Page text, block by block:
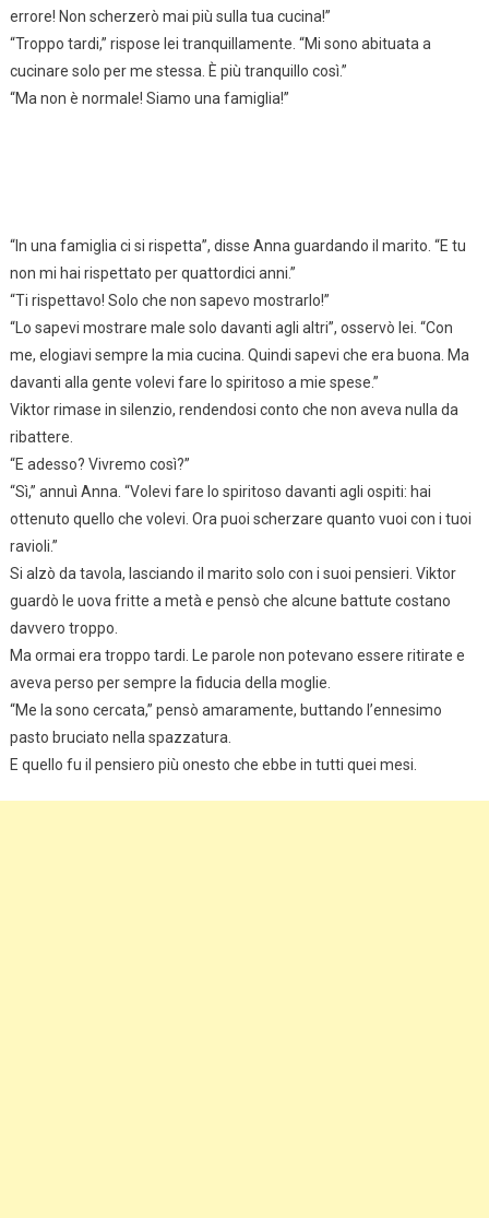
errore! Non scherzerò mai più sulla tua cucina!”
“Troppo tardi,” rispose lei tranquillamente. “Mi sono abituata a
cucinare solo per me stessa. È più tranquillo così.”
“Ma non è normale! Siamo una famiglia!”
“In una famiglia ci si rispetta”, disse Anna guardando il marito. “E tu
non mi hai rispettato per quattordici anni.”
“Ti rispettavo! Solo che non sapevo mostrarlo!”
“Lo sapevi mostrare male solo davanti agli altri”, osservò lei. “Con
me, elogiavi sempre la mia cucina. Quindi sapevi che era buona. Ma
davanti alla gente volevi fare lo spiritoso a mie spese.”
Viktor rimase in silenzio, rendendosi conto che non aveva nulla da
ribattere.
“E adesso? Vivremo così?”
“Sì,” annuì Anna. “Volevi fare lo spiritoso davanti agli ospiti: hai
ottenuto quello che volevi. Ora puoi scherzare quanto vuoi con i tuoi
ravioli.”
Si alzò da tavola, lasciando il marito solo con i suoi pensieri. Viktor
guardò le uova fritte a metà e pensò che alcune battute costano
davvero troppo.
Ma ormai era troppo tardi. Le parole non potevano essere ritirate e
aveva perso per sempre la fiducia della moglie.
“Me la sono cercata,” pensò amaramente, buttando l’ennesimo
pasto bruciato nella spazzatura.
E quello fu il pensiero più onesto che ebbe in tutti quei mesi.